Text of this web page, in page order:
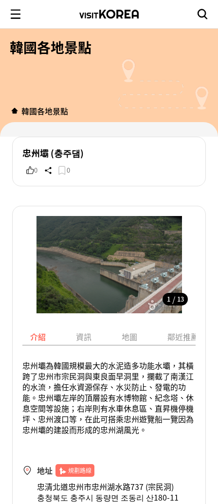
韓國各地景點
韓國各地景點
忠州壩 (충주댐)
0 0
1 / 13
介紹 資訊 地圖 鄰近推薦景點
忠州壩為韓國規模最大的水泥造多功能水壩，其橫
跨了忠州市宗民洞與東良面早洞里，攔截了南漢江
的水流，擔任水資源保存、水災防止、發電的功
能。忠州壩左岸的頂層設有水博物館、紀念塔、休
息空間等設施；右岸則有水車休息區、直昇機停機
坪、忠州渡口等，在此可搭乘忠州遊覽船一覽因為
忠州壩的建設而形成的忠州湖風光。
地址 規劃路線
忠清北道忠州市忠州湖水路737 (宗民洞)
충청북도 충주시 동량면 조동리 산180-11